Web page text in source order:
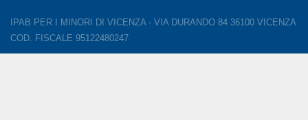
IPAB PER I MINORI DI VICENZA - VIA DURANDO 84 36100 VICENZA
COD. FISCALE 95122480247